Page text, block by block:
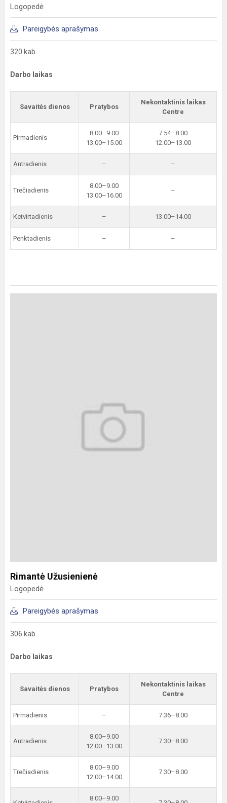
Logopedė
Pareigybės aprašymas
320 kab.
Darbo laikas
Savaitės dienos Pratybos
Nekontaktinis laikas
Centre
Pirmadienis
8.00–9.00
13.00–15.00
7.54–8.00
12.00–13.00
Antradienis – –
Trečiadienis
8.00–9.00
13.00–16.00
–
Ketvirtadienis – 13.00–14.00
Penktadienis – –
Rimantė Užusienienė
Logopedė
Pareigybės aprašymas
306 kab.
Darbo laikas
Savaitės dienos Pratybos
Nekontaktinis laikas
Centre
Pirmadienis – 7.36–8.00
Antradienis
8.00–9.00
12.00–13.00
7.30–8.00
Trečiadienis
8.00–9.00
12.00–14.00
7.30–8.00
8.00–9.00